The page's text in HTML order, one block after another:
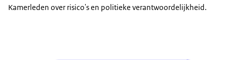
Kamerleden over risico's en politieke verantwoordelijkheid.